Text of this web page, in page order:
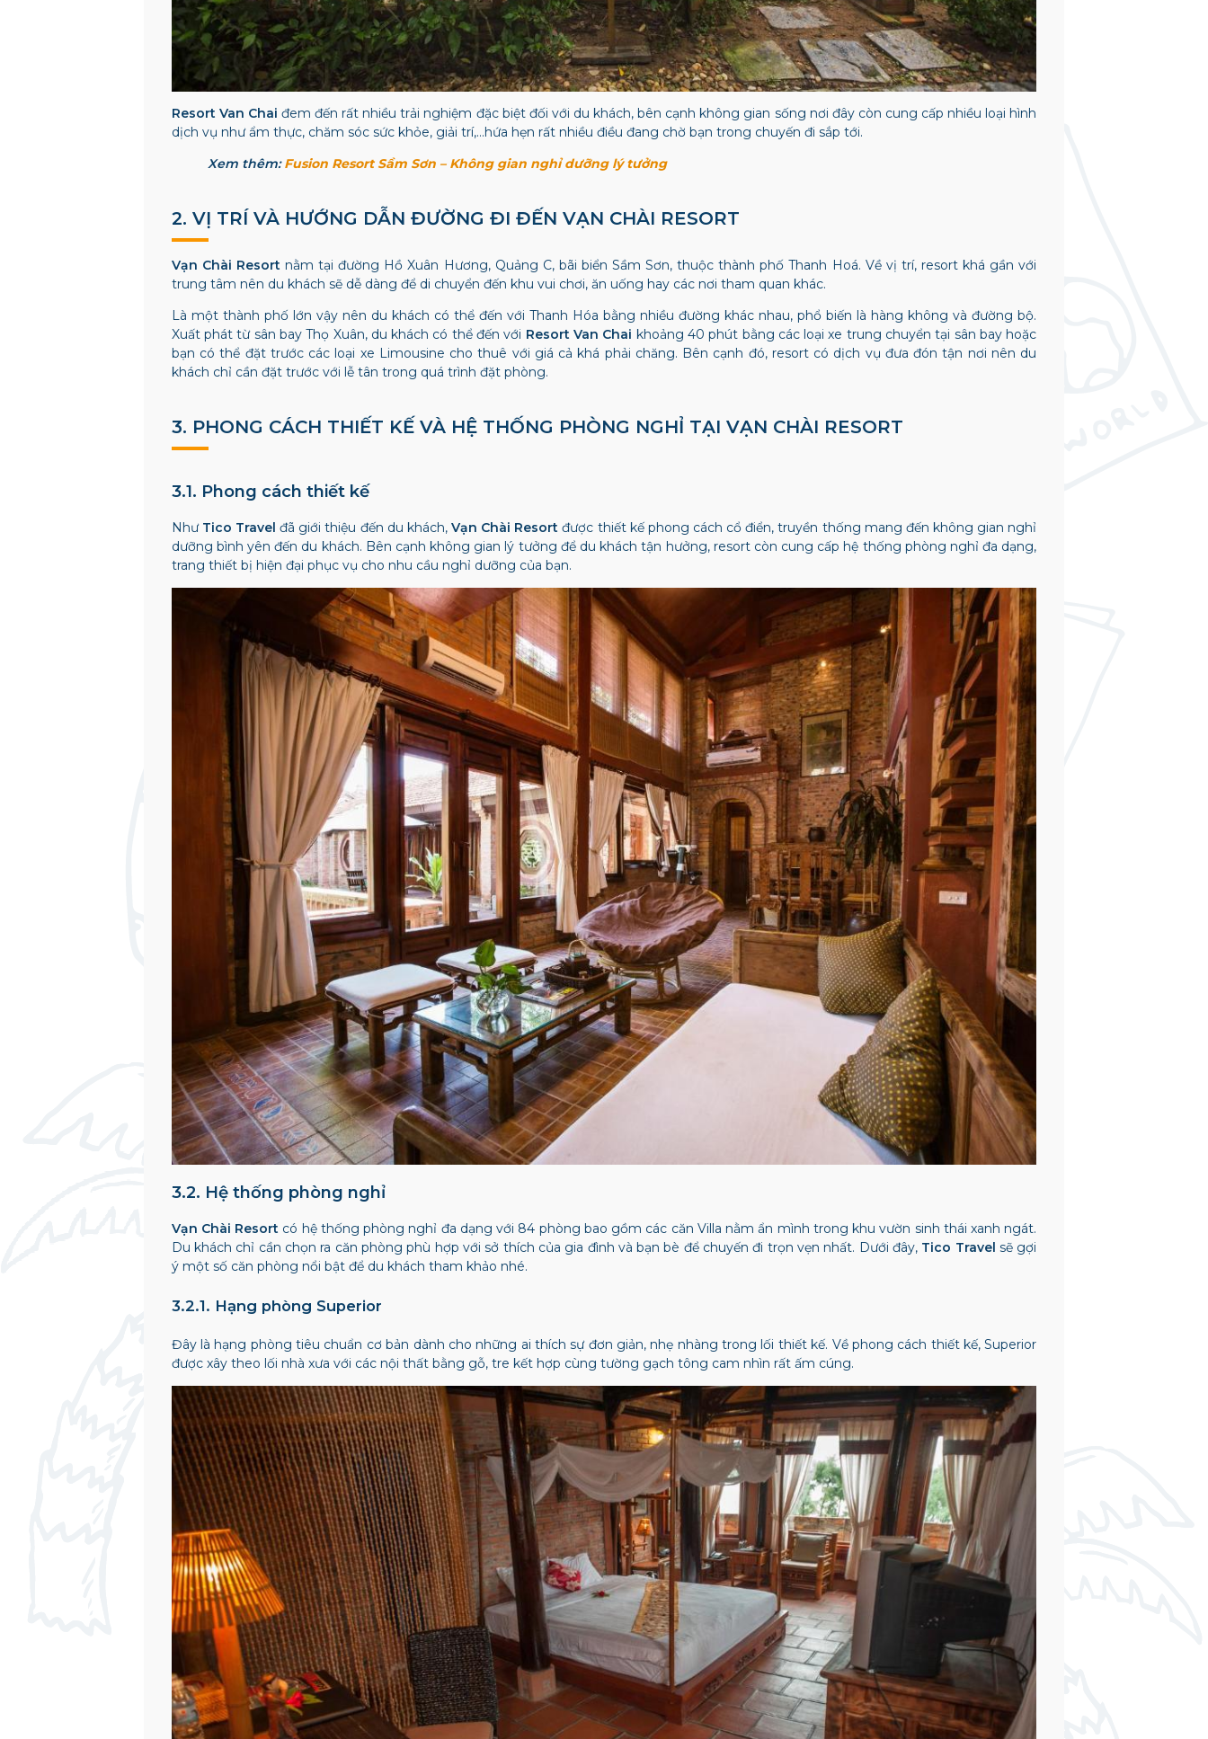
Resort Van Chaiđem đến rất nhiều trải nghiệm đặc biệt đối với du khách, bên cạnh không gian sống nơi đây còn cung cấp nhiều loại hình
dịch vụ như ẩm thực, chăm sóc sức khỏe, giải trí,…hứa hẹn rất nhiều điều đang chờ bạn trong chuyến đi sắp tới.
Xem thêm:Fusion Resort Sầm Sơn – Không gian nghỉ dưỡng lý tưởng
2. VỊ TRÍ VÀ HƯỚNG DẪN ĐƯỜNG ĐI ĐẾN VẠN CHÀI RESORT
Vạn Chài Resortnằm tại đường Hồ Xuân Hương, Quảng C, bãi biển Sầm Sơn, thuộc thành phố Thanh Hoá. Về vị trí, resort khá gần với
trung tâm nên du khách sẽ dễ dàng để di chuyển đến khu vui chơi, ăn uống hay các nơi tham quan khác.
Là một thành phố lớn vậy nên du khách có thể đến với Thanh Hóa bằng nhiều đường khác nhau, phổ biến là hàng không và đường bộ.
Xuất phát từ sân bay Thọ Xuân, du khách có thể đến với Resort Van Chai khoảng 40 phút bằng các loại xe trung chuyển tại sân bay hoặc
bạn có thể đặt trước các loại xe Limousine cho thuê với giá cả khá phải chăng. Bên cạnh đó, resort có dịch vụ đưa đón tận nơi nên du
khách chỉ cần đặt trước với lễ tân trong quá trình đặt phòng.
3. PHONG CÁCH THIẾT KẾ VÀ HỆ THỐNG PHÒNG NGHỈ TẠI VẠN CHÀI RESORT
3.1. Phong cách thiết kế
Như Tico Travel đã giới thiệu đến du khách,Vạn Chài Resort được thiết kế phong cách cổ điển, truyền thống mang đến không gian nghỉ
dưỡng bình yên đến du khách. Bên cạnh không gian lý tưởng để du khách tận hưởng, resort còn cung cấp hệ thống phòng nghỉ đa dạng,
trang thiết bị hiện đại phục vụ cho nhu cầu nghỉ dưỡng của bạn.
3.2. Hệ thống phòng nghỉ
Vạn Chài Resort có hệ thống phòng nghỉ đa dạng với 84 phòng bao gồm các căn Villa nằm ẩn mình trong khu vườn sinh thái xanh ngát.
Du khách chỉ cần chọn ra căn phòng phù hợp với sở thích của gia đình và bạn bè để chuyến đi trọn vẹn nhất. Dưới đây, Tico Travel sẽ gợi
ý một số căn phòng nổi bật để du khách tham khảo nhé.
3.2.1. Hạng phòng Superior
Đây là hạng phòng tiêu chuẩn cơ bản dành cho những ai thích sự đơn giản, nhẹ nhàng trong lối thiết kế. Về phong cách thiết kế, Superior
được xây theo lối nhà xưa với các nội thất bằng gỗ, tre kết hợp cùng tường gạch tông cam nhìn rất ấm cúng.